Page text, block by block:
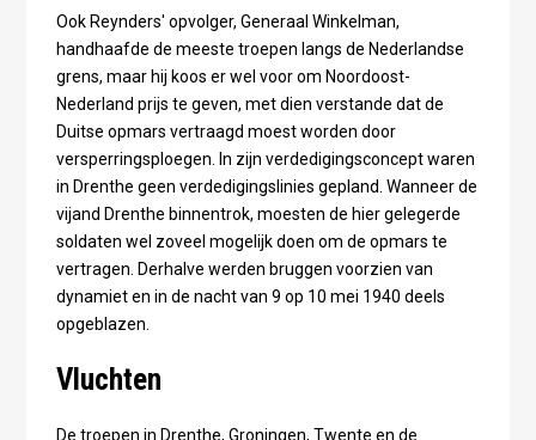
Ook Reynders' opvolger, Generaal Winkelman,
handhaafde de meeste troepen langs de Nederlandse
grens, maar hij koos er wel voor om Noordoost-
Nederland prijs te geven, met dien verstande dat de
Duitse opmars vertraagd moest worden door
versperringsploegen. In zijn verdedigingsconcept waren
in Drenthe geen verdedigingslinies gepland. Wanneer de
vijand Drenthe binnentrok, moesten de hier gelegerde
soldaten wel zoveel mogelijk doen om de opmars te
vertragen. Derhalve werden bruggen voorzien van
dynamiet en in de nacht van 9 op 10 mei 1940 deels
opgeblazen.
Vluchten
De troepen in Drenthe, Groningen, Twente en de